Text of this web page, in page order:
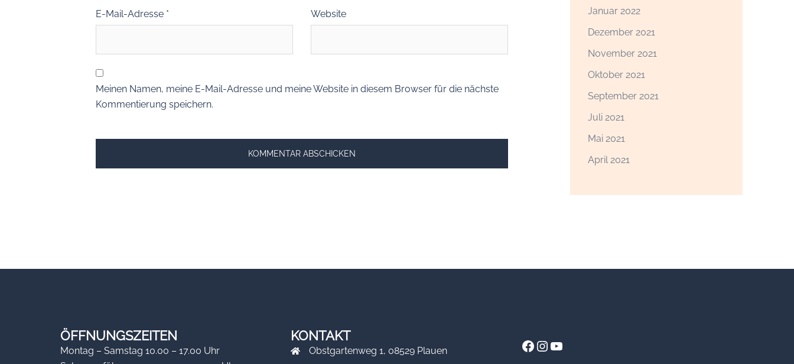
E-Mail-Adresse * Website
Meinen Namen, meine E-Mail-Adresse und meine Website in diesem Browser für die nächste
Kommentierung speichern.
Januar 2022
Dezember 2021
November 2021
Oktober 2021
September 2021
Juli 2021
Mai 2021
April 2021
ÖFFNUNGSZEITEN
Montag – Samstag 10.00 – 17.00 Uhr
KONTAKT
Obstgartenweg 1, 08529 Plauen Facebook
Instagram
YouTube